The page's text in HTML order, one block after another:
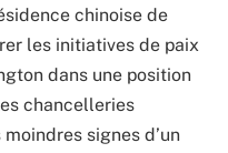
chinoise de
les initiatives de paix
dans une position
chancelleries
signes d’un